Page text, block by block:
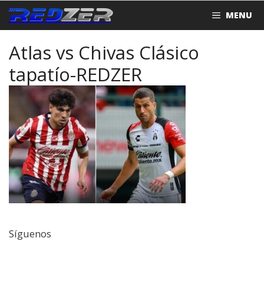
Saltar
al
MENU
Atlas vs Chivas Clásico
tapatío-REDZER
Síguenos